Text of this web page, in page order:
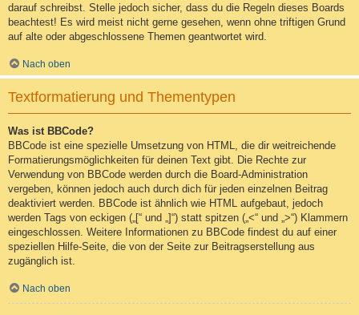
darauf schreibst. Stelle jedoch sicher, dass du die Regeln dieses Boards
beachtest! Es wird meist nicht gerne gesehen, wenn ohne triftigen Grund
auf alte oder abgeschlossene Themen geantwortet wird.
Nach oben
Textformatierung und Thementypen
Was ist BBCode?
BBCode ist eine spezielle Umsetzung von HTML, die dir weitreichende
Formatierungsmöglichkeiten für deinen Text gibt. Die Rechte zur
Verwendung von BBCode werden durch die Board-Administration
vergeben, können jedoch auch durch dich für jeden einzelnen Beitrag
deaktiviert werden. BBCode ist ähnlich wie HTML aufgebaut, jedoch
werden Tags von eckigen („[“ und „]“) statt spitzen („<“ und „>“) Klammern
eingeschlossen. Weitere Informationen zu BBCode findest du auf einer
speziellen Hilfe-Seite, die von der Seite zur Beitragserstellung aus
zugänglich ist.
Nach oben